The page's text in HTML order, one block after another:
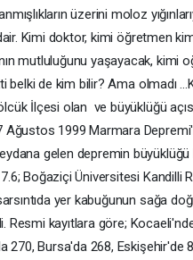
üzerini moloz
Kimi doktor, kimi öğretmen
mutluluğunu yaşayacak, kimi
belki de kim bilir? Ama olmadı
İlçesi olan ve büyüklüğü
1999 Marmara
gelen depremin
Boğaziçi Üniversitesi Kandilli
yer kabuğunun sağa
Resmi kayıtlara göre;
270, Bursa'da 268, Eskişehir'de